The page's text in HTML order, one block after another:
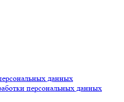
данных
персональных данных